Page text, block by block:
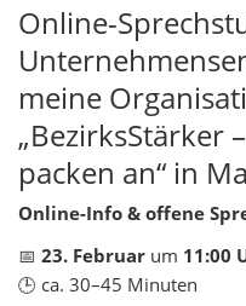
Online-
meine
„BezirksStärker
packen an“ in
Online-Info & offene
📅 23. Februar um 11:00
🕒 ca. 30–45 Minuten